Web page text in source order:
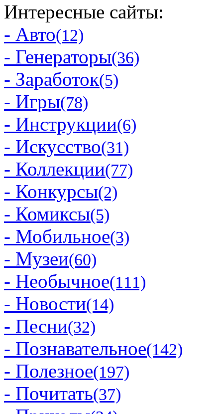
Интересные сайты:
- Авто(12)
- Генераторы(36)
- Заработок(5)
- Игры(78)
- Инструкции(6)
- Искусство(31)
- Коллекции(77)
- Конкурсы(2)
- Комиксы(5)
- Мобильное(3)
- Музеи(60)
- Необычное(111)
- Новости(14)
- Песни(32)
- Познавательное(142)
- Полезное(197)
- Почитать(37)